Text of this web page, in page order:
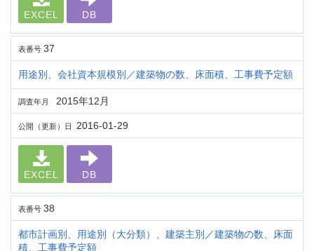
EXCEL DB
表番号 37
用途別、会社資本規模別／建築物の数、床面積、工事費予定額
調査年月 2015年12月
公開（更新）日 2016-01-29
EXCEL DB
表番号 38
都市計画別、用途別（大分類）、建築主別／建築物の数、床面
積、工事費予定額